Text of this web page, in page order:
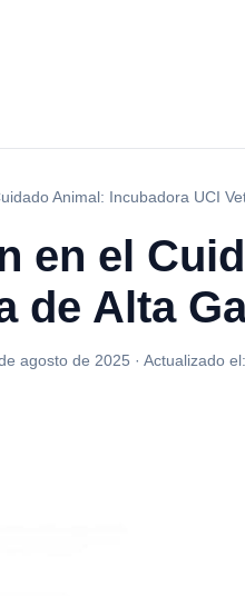
Animal: Incubadora UCI
en el
de Alta
agosto de 2025 · Actualizado el: